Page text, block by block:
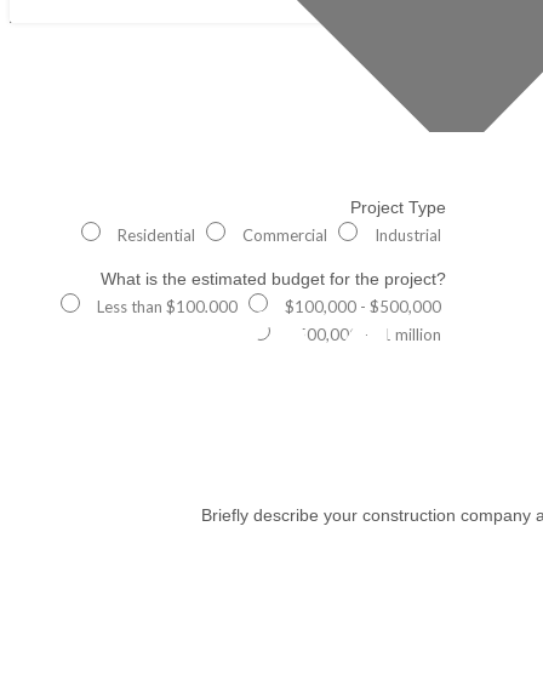
Project Type
Residential
Commercial Industrial
What is the estimated budget for the project?
Less than $100,000
$100,000 - $500,000
$500,000 - $1 million
Briefly describe your construction company
404